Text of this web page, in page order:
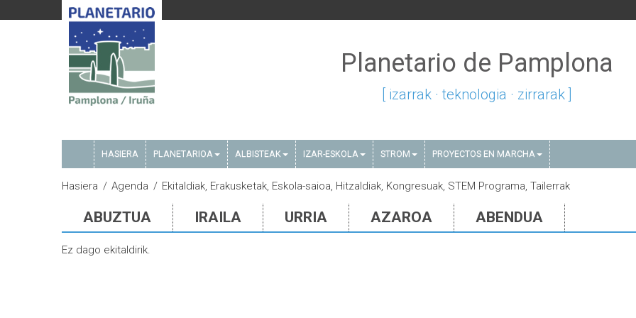
Planetario de Pamplona
[ izarrak · teknologia · zirrarak ]
HASIERA PLANETARIOA ALBISTEAK IZAR-ESKOLA STROM PROYECTOS EN MARCHA
Hasiera Agenda Ekitaldiak, Erakusketak, Eskola-saioa, Hitzaldiak, Kongresuak, STEM Programa, Tailerrak
ABUZTUA IRAILA URRIA AZAROA ABENDUA
Ez dago ekitaldirik.